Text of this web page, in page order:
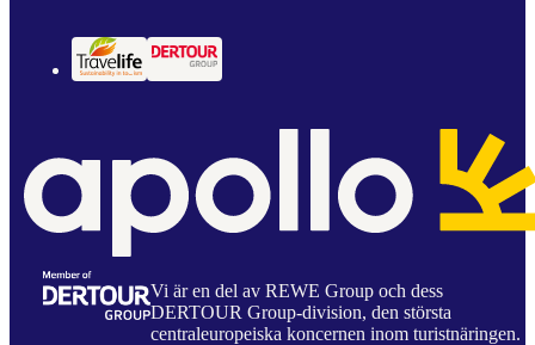
Vi är en del av REWE Group och dess
DERTOUR Group-division, den största
centraleuropeiska koncernen inom turistnäringen.